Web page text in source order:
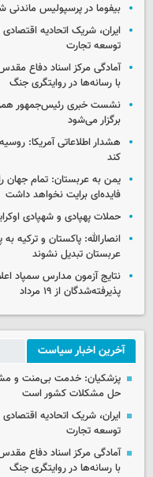
بیفوما در پرسپولیس ماندنی
ایران، شریک اتحادیه
توسعه تجارت
آمادگی مرکز اسناد دفاع
با رسانه‌ها در روایتگری جنگ
نشست خبری رئیس‌جمهور
برگزار می‌شود
هشدار اطلاعاتی آمریکا:
کند
یمن به عربستان: تمام جهان
فایده‌ای برایت نخواهد داشت
حملات پهپادی و شهپادی
انصارالله: پاکستان و ترکیه
عربستان تبدیل نشوند
نتایج آزمون مدارس سمپاد
پذیرفته‌شدگان از ۱۹ مرداد
آخرین اخبار سیاست
پزشکیان: خدمت بی‌منت و
حل مشکلات کشور است
ایران، شریک اتحادیه
توسعه تجارت
آمادگی مرکز اسناد دفاع
با رسانه‌ها در روایتگری جنگ